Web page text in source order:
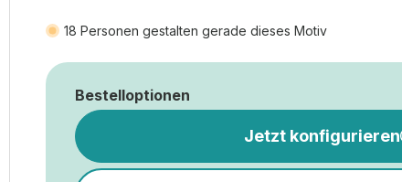
18 Personen gestalten gerade dieses Motiv
Bestelloptionen
Jetzt konfigurieren